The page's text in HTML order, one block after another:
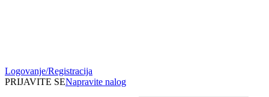
Logovanje/Registracija
PRIJAVITE SENapravite nalog